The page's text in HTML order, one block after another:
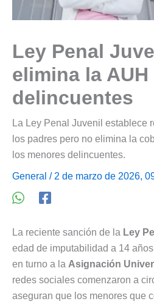
Ley Penal
elimina la
delincuentes
La Ley Penal Juvenil establece
los padres pero no elimina la
los menores delincuentes.
General / 2 de marzo de 2026,
La reciente sanción de la Ley
edad de imputabilidad a 14
en turno a la Asignación
redes sociales comenzaron a
aseguran que los menores que